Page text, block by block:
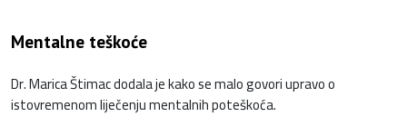
Mentalne teškoće
Dr. Marica Štimac dodala je kako se malo govori upravo o
istovremenom liječenju mentalnih poteškoća.